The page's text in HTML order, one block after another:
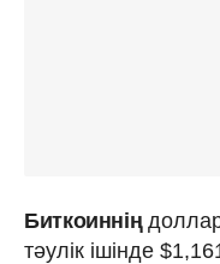
Биткоиннің
тәулік ішінде